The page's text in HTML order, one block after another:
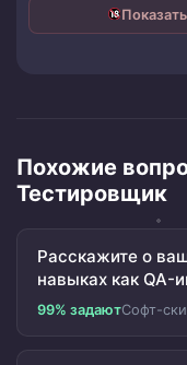
Похожие
Тестировщик
Расскажите о
навыках как QA-
99% задаютСофт-